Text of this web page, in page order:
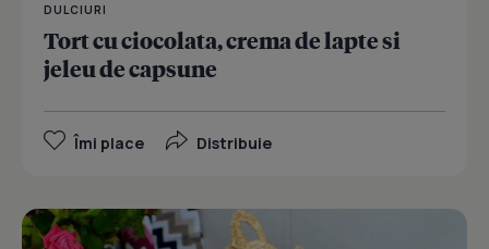
DULCIURI
Tort cu ciocolata, crema de lapte si
jeleu de capsune
Îmi place Distribuie